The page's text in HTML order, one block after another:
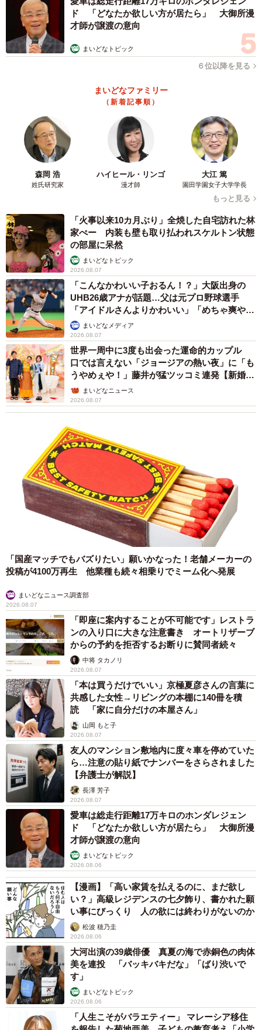
ド 「どなたか欲しい方が居たら」 大御所漫
才師が譲渡の意向
まいどなトピック
６位以降を見る
まいどなファミリー
（新着記事順）
森岡 浩
姓氏研究家
ハイヒール・リンゴ
漫才師
大江 篤
園田学園女子大学学長
もっと見る
「火事以来10カ月ぶり」全焼した自宅訪れた林
家ぺー 内装も壁も取り払われスケルトン状態
の部屋に呆然
まいどなトピック
2026.08.07
「こんなかわいい子おるん！？」大阪出身の
UHB26歳アナが話題…父は元プロ野球選手
「アイドルさんよりかわいい」「めちゃ爽や
か」まいどなメディア
2026.08.07
世界一周中に3度も出会った運命的カップル
口では言えない「ジョージアの熱い夜」に「も
うやめぇや！」藤井が猛ツッコミ連発【新婚さ
ん】まいどなニュース
2026.08.07
「国産マッチでもバズりたい」願いかなった！老舗メーカーの
投稿が4100万再生 他業種も続々相乗りでミーム化へ発展
まいどなニュース調査部
2026.08.07
「即座に案内することが不可能です」レストラ
ンの入り口に大きな注意書き オートリザーブ
からの予約を拒否するお断りに賛同者続々
中将 タカノリ
2026.08.07
「本は買うだけでいい」京極夏彦さんの言葉に
共感した女性→リビングの本棚に140冊を積
読 「家に自分だけの本屋さん」
山岡 もと子
2026.08.07
友人のマンション敷地内に度々車を停めていた
ら…注意の貼り紙でナンバーをさらされました
【弁護士が解説】
長澤 芳子
2026.08.07
愛車は総走行距離17万キロのホンダレジェン
ド 「どなたか欲しい方が居たら」 大御所漫
才師が譲渡の意向
まいどなトピック
2026.08.06
【漫画】「高い家賃を払えるのに、まだ欲し
い？」高級レジデンスの七夕飾り、書かれた願
い事にびっくり 人の欲には終わりがないのか
松波 穂乃圭
2026.08.06
大河出演の39歳俳優 真夏の海で赤銅色の肉体
美を連投 「バッキバキだな」「ばり渋いで
す」
まいどなトピック
2026.08.06
「人生こそがバラエティー」 マレーシア移住